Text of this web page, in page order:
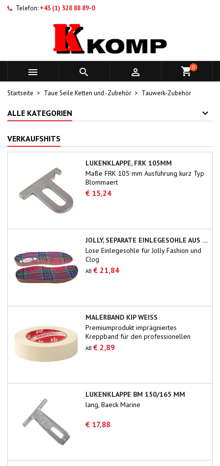
Telefon: +43 (1) 328 88 89-0
   0
Startseite Taue Seile Ketten und -Zubehör Tauwerk-Zubehör
ALLE KATEGORIEN
VERKAUFSHITS
LUKENKLAPPE, FRK 105MM
Maße FRK 105 mm Ausführung kurz Typ
Blommaert
€ 15,24
JOLLY, SEPARATE EINLEGESOHLE AUS KORK
Lose Einlegesohle für Jolly Fashion und
Clog
AB € 21,84
MALERBAND KIP WEISS
Premiumprodukt imprägniertes
Kreppband für den professionellen
Gebrauch.
AB € 2,89
LUKENKLAPPE BM 150/165 MM
lang, Baeck Marine
€ 17,88